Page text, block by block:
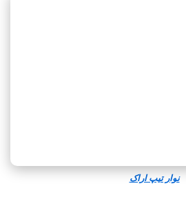
نوار تیپ اراک